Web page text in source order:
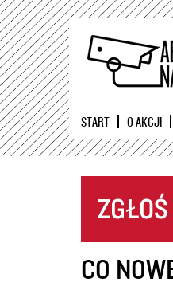
START O AKCJI
CO